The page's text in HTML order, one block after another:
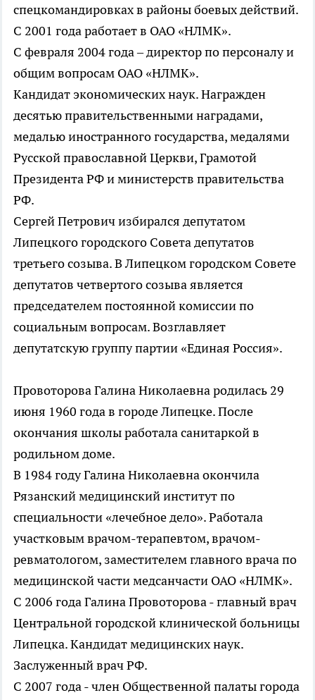
спецкомандировках в районы боевых действий.
C 2001 года работает в ОАО «НЛМК».
С февраля 2004 года – директор по персоналу и
общим вопросам ОАО «НЛМК».
Кандидат экономических наук. Награжден
десятью правительственными наградами,
медалью иностранного государства, медалями
Русской православной Церкви, Грамотой
Президента РФ и министерств правительства
РФ.
Сергей Петрович избирался депутатом
Липецкого городского Совета депутатов
третьего созыва. В Липецком городском Совете
депутатов четвертого созыва является
председателем постоянной комиссии по
социальным вопросам. Возглавляет
депутатскую группу партии «Единая Россия».
Провоторова Галина Николаевна родилась 29
июня 1960 года в городе Липецке. После
окончания школы работала санитаркой в
родильном доме.
В 1984 году Галина Николаевна окончила
Рязанский медицинский институт по
специальности «лечебное дело». Работала
участковым врачом-терапевтом, врачом-
ревматологом, заместителем главного врача по
медицинской части медсанчасти ОАО «НЛМК».
С 2006 года Галина Провоторова - главный врач
Центральной городской клинической больницы
Липецка. Кандидат медицинских наук.
Заслуженный врач РФ.
С 2007 года - член Общественной палаты города